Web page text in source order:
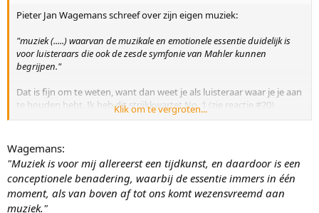
Pieter Jan Wagemans schreef over zijn eigen muziek:
"muziek (.....) waarvan de muzikale en emotionele essentie duidelijk is
voor luisteraars die ook de zesde symfonie van Mahler kunnen
begrijpen."
Dat is fijn om te weten, want dan weet je als luisteraar waar je je aan
te houden hebt. Ik heb dit strijkkwartet No. 1 (zie reactie #20)
geheel uitgeluisterd en steeds weer word ik bevestigd in mijn
onsamenhangend zijn, onharmonisch, ingewikkeld klinken en
absoluut anders zijn dan welluidend. Waarom is dat eigenlijk?
Waarom moet het altijd in een ander tonaal stelsel staan of qua
metrum en ritme niet meer te volgen? Is het omdat je dan als
componist niet meer past in je eigen tijd?
Klik om te vergroten...
Wagemans:
"Muziek is voor mij allereerst een tijdkunst, en daardoor is een
conceptionele benadering, waarbij de essentie immers in één
moment, als van boven af tot ons komt wezensvreemd aan
muziek."